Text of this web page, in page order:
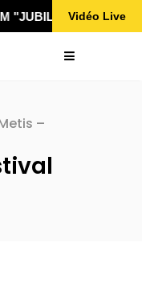
"JUBILÄ 432"Vidéo Live
–